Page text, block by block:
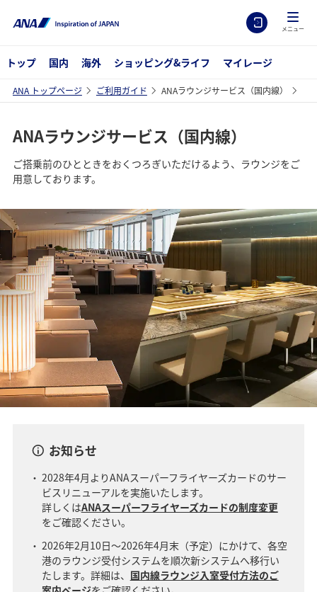
メニュー
トップ 国内 海外 ショッピング&ライフ マイレージ
ANA トップページ ご利用ガイド ANAラウンジサービス（国内線）
ANAラウンジサービス（国内線）
ご搭乗前のひとときをおくつろぎいただけるよう、ラウンジをご
用意しております。
お知らせ
2028年4月よりANAスーパーフライヤーズカードのサー
ビスリニューアルを実施いたします。
詳しくはANAスーパーフライヤーズカードの制度変更
をご確認ください。
2026年2月10日～2026年4月末（予定）にかけて、各空
港のラウンジ受付システムを順次新システムへ移行い
たします。詳細は、 国内線ラウンジ入室受付方法のご